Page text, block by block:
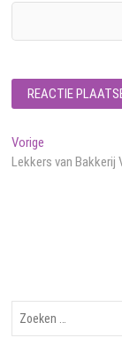
Bericht
navigatie
Vorige
bericht:
Lekkers van Bakkerij